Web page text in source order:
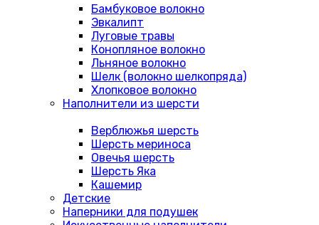
Бамбуковое волокно
Эвкалипт
Луговые травы
Конопляное волокно
Льняное волокно
Шелк (волокно шелкопряда)
Хлопковое волокно
Наполнители из шерсти
Верблюжья шерсть
Шерсть мериноса
Овечья шерсть
Шерсть Яка
Кашемир
Детские
Наперники для подушек